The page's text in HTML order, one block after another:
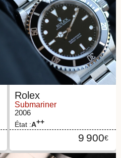
Rolex
Submariner
2006
État :A++
9 900€